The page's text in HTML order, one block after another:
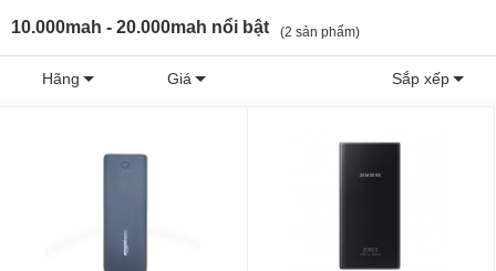
10.000mah - 20.000mah nổi bật (2 sản phẩm)
Hãng Giá Sắp xếp